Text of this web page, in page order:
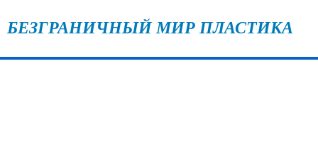
БЕЗГРАНИЧНЫЙ МИР ПЛАСТИКА